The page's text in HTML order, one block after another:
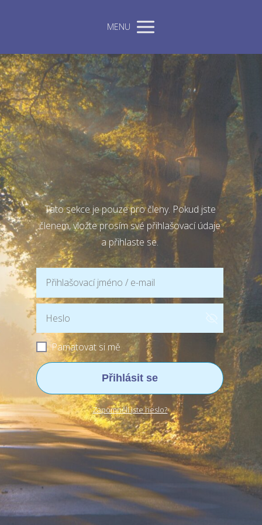
MENU
Tato sekce je pouze pro členy. Pokud jste
členem, vložte prosím své přihlašovací údaje
a přihlaste se.
Pamatovat si mě
Přihlásit se
Zapomněli jste heslo?